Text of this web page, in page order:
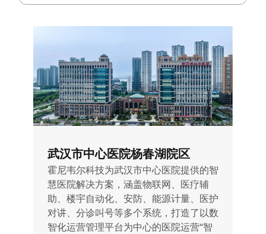
武汉市中心医院杨春湖院区
霍尼韦尔科技为武汉市中心医院提供的智
慧医院解决方案，涵盖物联网、医疗辅
助、楼宇自动化、安防、能源计量、医护
对讲、分诊叫号等多个系统，打造了以数
智化运营管理平台为中心的医院运营“智